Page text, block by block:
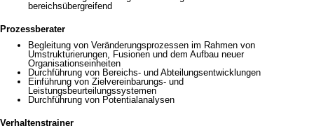
bereichsübergreifend
Prozessberater
Begleitung von Veränderungsprozessen im Rahmen von
Umstrukturierungen, Fusionen und dem Aufbau neuer
Organisationseinheiten
Durchführung von Bereichs- und Abteilungsentwicklungen
Einführung von Zielvereinbarungs- und
Leistungsbeurteilungssystemen
Durchführung von Potentialanalysen
Verhaltenstrainer